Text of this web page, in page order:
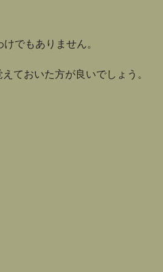
でもありません。
ておいた方が良いでしょう。